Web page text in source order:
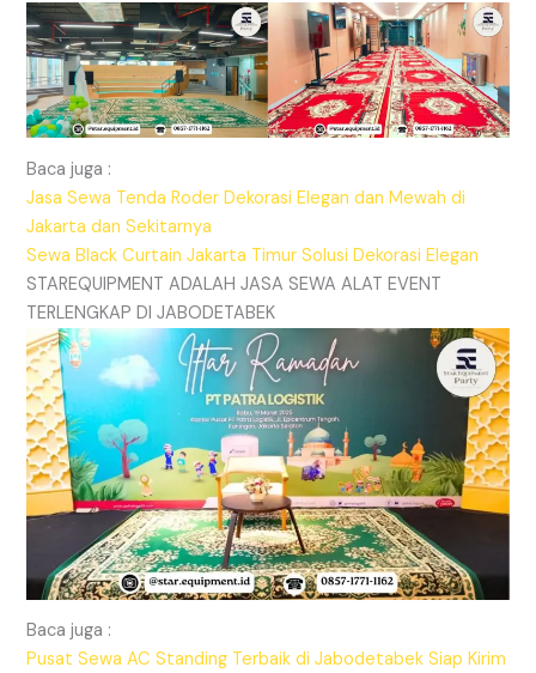
Baca juga :
Jasa Sewa Tenda Roder Dekorasi Elegan dan Mewah di
Jakarta dan Sekitarnya
Sewa Black Curtain Jakarta Timur Solusi Dekorasi Elegan
STAREQUIPMENT ADALAH JASA SEWA ALAT EVENT
TERLENGKAP DI JABODETABEK
Baca juga :
Pusat Sewa AC Standing Terbaik di Jabodetabek Siap Kirim